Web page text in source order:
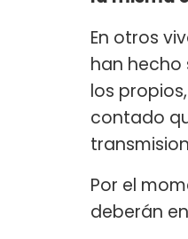
En otros
han hecho
los
contado
Por el
deberán